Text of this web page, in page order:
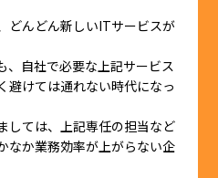
どんどん新しいITサービスが
、自社で必要な上記サービス
避けては通れない時代になっ
しては、上記専任の担当など
なか業務効率が上がらない企